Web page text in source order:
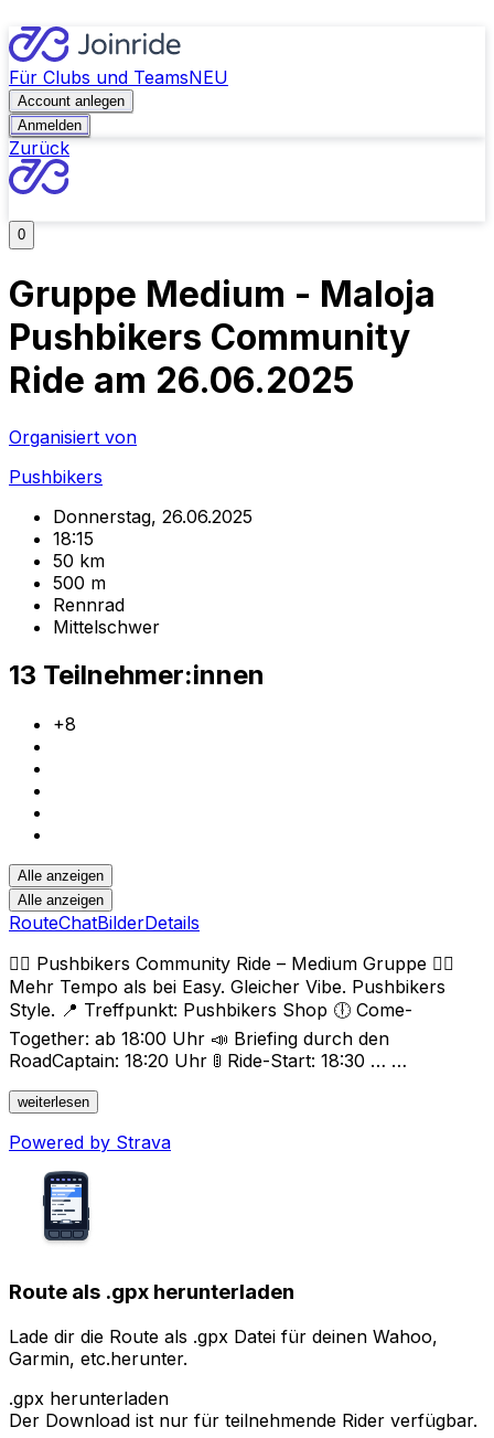
Für Clubs und TeamsNEU
Account anlegen
Anmelden
Zurück
0
Gruppe Medium - Maloja
Pushbikers Community
Ride am 26.06.2025
Organisiert von
Pushbikers
Donnerstag, 26.06.2025
18:15
50 km
500 m
Rennrad
Mittelschwer
13 Teilnehmer:innen
+8
Alle anzeigen
Alle anzeigen
RouteChatBilderDetails
🚴‍♂️ Pushbikers Community Ride – Medium Gruppe 🚴‍♀️
Mehr Tempo als bei Easy. Gleicher Vibe. Pushbikers
Style. 📍 Treffpunkt: Pushbikers Shop 🕕 Come-
Together: ab 18:00 Uhr 📣 Briefing durch den
RoadCaptain: 18:20 Uhr 🚦 Ride-Start: 18:30 … …
weiterlesen
Powered by Strava
Route als .gpx herunterladen
Lade dir die Route als .gpx Datei für deinen Wahoo,
Garmin, etc.herunter.
.gpx herunterladen
Der Download ist nur für teilnehmende Rider verfügbar.